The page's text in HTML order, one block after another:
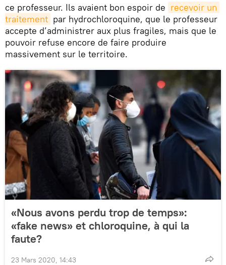
ce professeur. Ils avaient bon espoir de recevoir un
traitement par hydrochloroquine, que le professeur
accepte d’administrer aux plus fragiles, mais que le
pouvoir refuse encore de faire produire
massivement sur le territoire.
«Nous avons perdu trop de temps»:
«fake news» et chloroquine, à qui la
faute?
23 Mars 2020, 14:43